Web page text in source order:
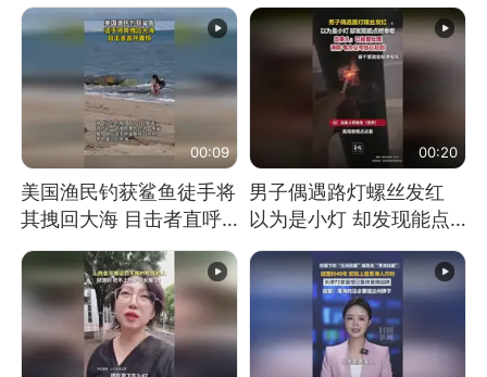
00:09
美国渔民钓获鲨鱼徒手将
其拽回大海 目击者直呼
震惊 （视频来源：参考
消息）
00:20
男子偶遇路灯螺丝发红
以为是小灯 却发现能点
燃香烟 当事人：已报警
处理